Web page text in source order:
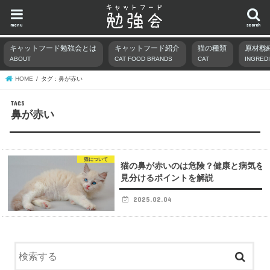
search
menu
キャットフード勉強会とは
ABOUT
キャットフード紹介
CAT FOOD BRANDS
猫の種類
CAT
原材料
HOME タグ : 鼻が赤い
鼻が赤い
猫について
猫の鼻が赤いのは危険？健康と病気を
見分けるポイントを解説
2025.02.04